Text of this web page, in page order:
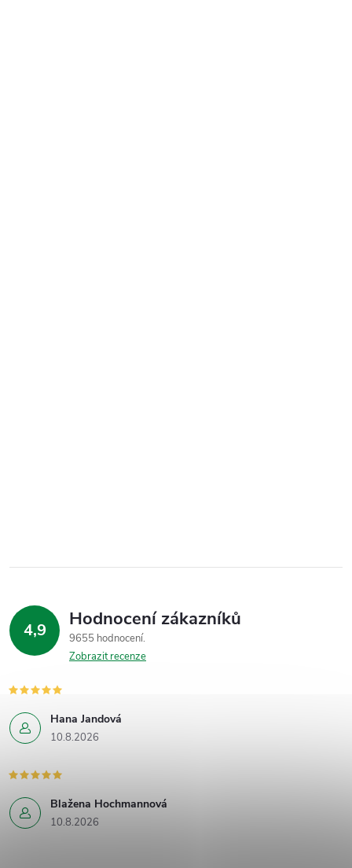
4,9 Hodnocení zákazníků
9655 hodnocení
Zobrazit recenze
Hana Jandová
10.8.2026
Blažena Hochmannová
10.8.2026